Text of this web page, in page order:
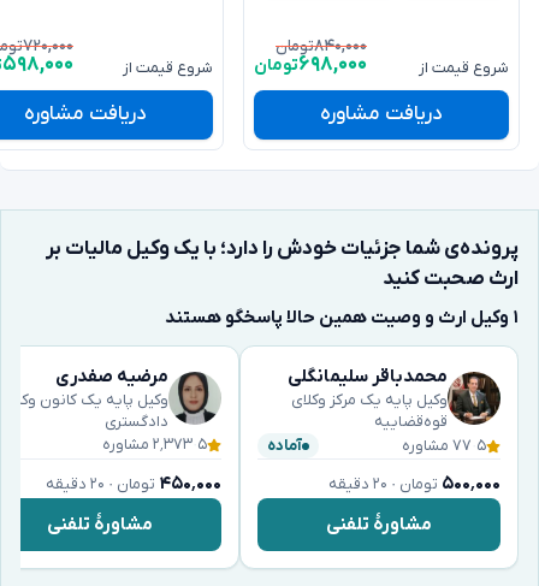
شروع قیمت از
۸۴۰,۰۰۰تومان
۶۹۸,۰۰۰تومان
دریافت مشاوره
شروع قیمت از
۷۲۰,۰۰۰
۵۹۸,۰۰۰
دریافت مشاوره
پرونده‌ی شما جزئیات خودش را دارد؛ با یک وکیل مالیات بر
ارث صحبت کنید
۱ وکیل ارث و وصیت همین حالا پاسخگو هستند
محمدباقر سلیمانگلی
وکیل پایه یک مرکز وکلای
قوه‌قضاییه
۵ ۷۷ مشاوره آماده
۵۰۰٬۰۰۰ تومان · ۲۰ دقیقه
مشاورهٔ تلفنی
مرضیه صفدری
وکیل پایه یک کانون وکلای
دادگستری
۵ ۲٬۳۷۳ مشاوره
۴۵۰٬۰۰۰ تومان · ۲۰ دقیقه
مشاورهٔ تلفنی